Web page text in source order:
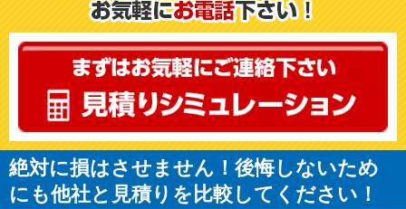
絶対に損はさせません！後悔しないため
にも他社と見積りを比較してください！